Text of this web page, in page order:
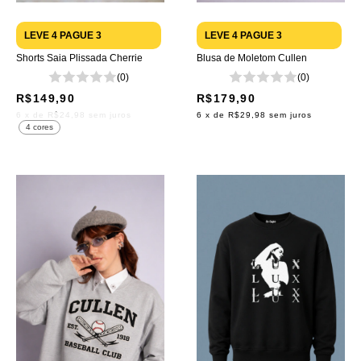
LEVE 4 PAGUE 3
4 cores
Shorts Saia Plissada Cherrie
(0)
R$149,90
x de R$24,98
LEVE 4 PAGUE 3
Blusa de Moletom Cullen
(0)
R$179,90
6 x de R$29,98 sem juros